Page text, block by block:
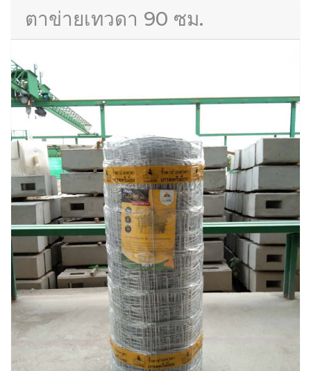
ตาข่ายเทวดา 90 ซม.